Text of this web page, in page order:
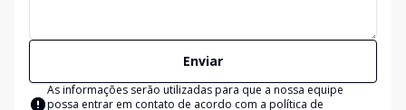
Enviar
As informações serão utilizadas para que a nossa equipe
possa entrar em contato de acordo com a política de